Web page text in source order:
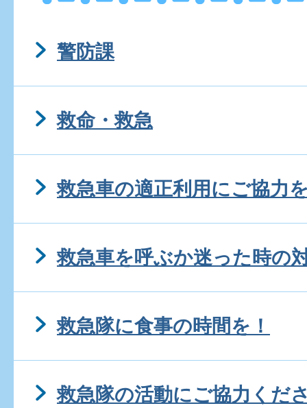
警防課
救命・救急
救急車の適正利用にご協力
救急車を呼ぶか迷った時の
救急隊に食事の時間を！
救急隊の活動にご協力くだ